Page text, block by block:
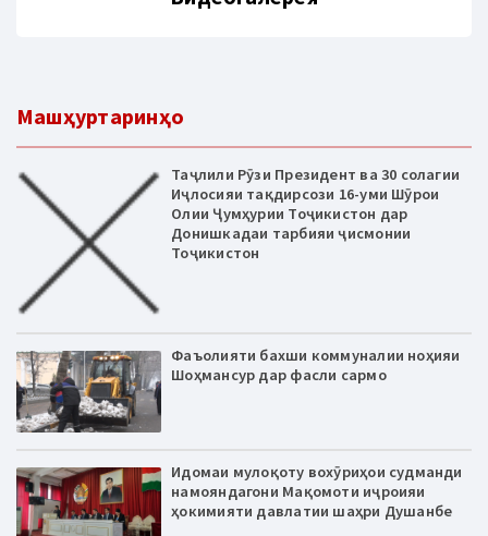
Машҳуртаринҳо
Таҷлили Рӯзи Президент ва 30 солагии
Иҷлосияи тақдирсози 16-уми Шӯрои
Олии Ҷумҳурии Тоҷикистон дар
Донишкадаи тарбияи ҷисмонии
Тоҷикистон
Фаъолияти бахши коммуналии ноҳияи
Шоҳмансур дар фасли сармо
Идомаи мулоқоту вохӯриҳои судманди
намояндагони Мақомоти иҷроияи
ҳокимияти давлатии шаҳри Душанбе